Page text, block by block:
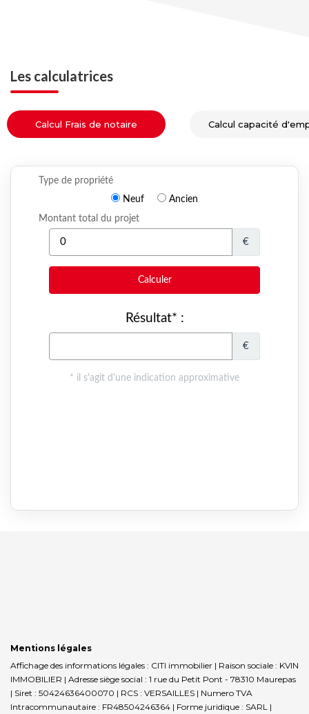
Les calculatrices
Calcul Frais de notaire Calcul capacité
Mentions légales
Affichage des informations légales : CITI immobilier | Raison sociale : KVIN
IMMOBILIER | Adresse siège social : 1 rue du Petit Pont - 78310 Maurepas
| Siret : 50424636400070 | RCS : VERSAILLES | Numero TVA
Intracommunautaire : FR48504246364 | Forme juridique : SARL |